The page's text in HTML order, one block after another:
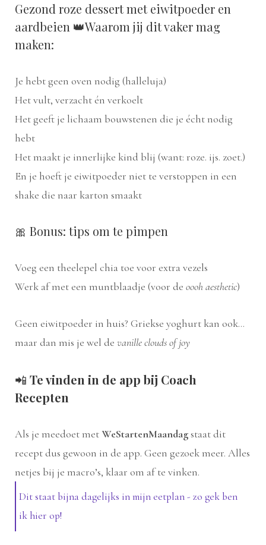
Gezond roze dessert met eiwitpoeder en
aardbeien 👑Waarom jij dit vaker mag
maken:
Je hebt geen oven nodig (halleluja)
Het vult, verzacht én verkoelt
Het geeft je lichaam bouwstenen die je écht nodig
hebt
Het maakt je innerlijke kind blij (want: roze. ijs. zoet.)
En je hoeft je eiwitpoeder niet te verstoppen in een
shake die naar karton smaakt
🎀 Bonus: tips om te pimpen
Voeg een theelepel chia toe voor extra vezels
Werk af met een muntblaadje (voor de oooh aesthetic)
Geen eiwitpoeder in huis? Griekse yoghurt kan ook…
maar dan mis je wel de vanille clouds of joy
📲 Te vinden in de app bij Coach
Recepten
Als je meedoet metWeStartenMaandagstaat dit
recept dus gewoon in de app. Geen gezoek meer. Alles
netjes bij je macro’s, klaar om af te vinken.
Dit staat bijna dagelijks in mijn eetplan - zo gek ben
ik hier op!